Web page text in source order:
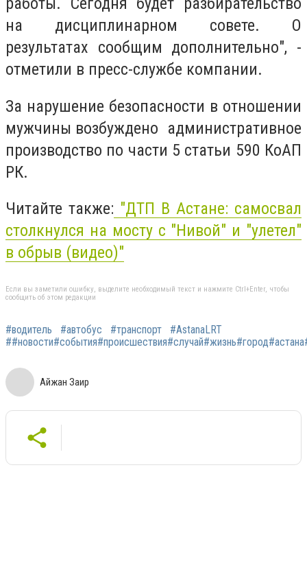
на дисциплинарном совете. О
результатах сообщим дополнительно", -
отметили в пресс-службе компании.
За нарушение безопасности в отношении
мужчины возбуждено административное
производство по части 5 статьи 590 КоАП
РК.
Читайте также: "ДТП В Астане: самосвал
столкнулся на мосту с "Нивой" и "улетел"
в обрыв (видео)"
Если вы заметили ошибку, выделите необходимый текст и нажмите Ctrl+Enter, чтобы
сообщить об этом редакции
#водитель #автобус #транспорт
#AstanaLRT
Айжан Заир